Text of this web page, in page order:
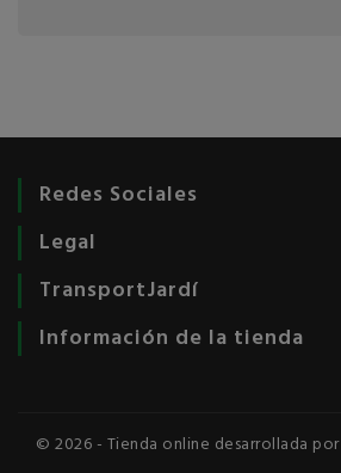
Redes Sociales
Legal
TransportJardí
Información de la tienda
© 2026 - Tienda online desarrollada por